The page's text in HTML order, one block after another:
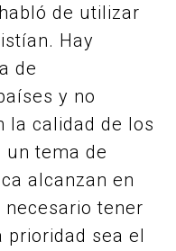
de utilizar
Hay
de
y no
la calidad de los
un tema de
alcanzan en
tener
prioridad sea el